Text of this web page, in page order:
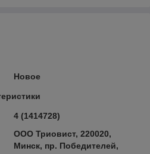
Новое
4 (1414728)
ООО Триовист, 220020,
Минск, пр. Победителей,